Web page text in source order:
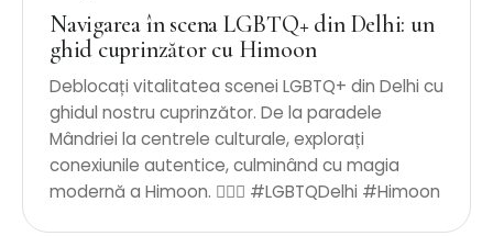
Navigarea în scena LGBTQ+ din Delhi: un
ghid cuprinzător cu Himoon
Deblocați vitalitatea scenei LGBTQ+ din Delhi cu
ghidul nostru cuprinzător. De la paradele
Mândriei la centrele culturale, explorați
conexiunile autentice, culminând cu magia
modernă a Himoon. 🏳️‍🌈✨ #LGBTQDelhi #Himoon